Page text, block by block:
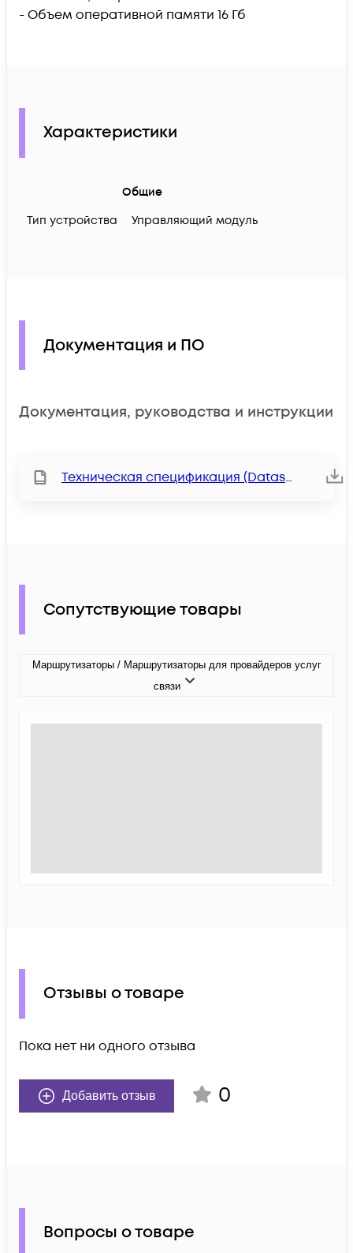
- Объем оперативной памяти 16 Гб
Характеристики
Общие
Тип устройства
Управляющий модуль
Документация и ПО
Документация, руководства и инструкции
Техническая спецификация (Datasheet)
Сопутствующие товары
Маршрутизаторы / Маршрутизаторы для провайдеров услуг
связи
Отзывы о товаре
Пока нет ни одного отзыва
Добавить отзыв 0
Вопросы о товаре